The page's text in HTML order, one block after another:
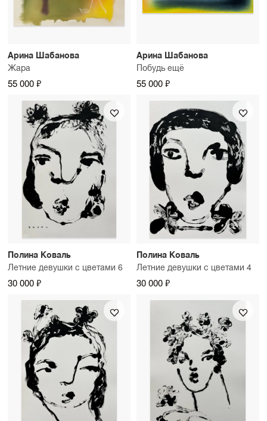
Арина Шабанова
Жара
55 000 ₽
Арина Шабанова
Побудь ещё
55 000 ₽
Полина Коваль
Летние девушки с цветами 6
30 000 ₽
Полина Коваль
Летние девушки с цветами 4
30 000 ₽